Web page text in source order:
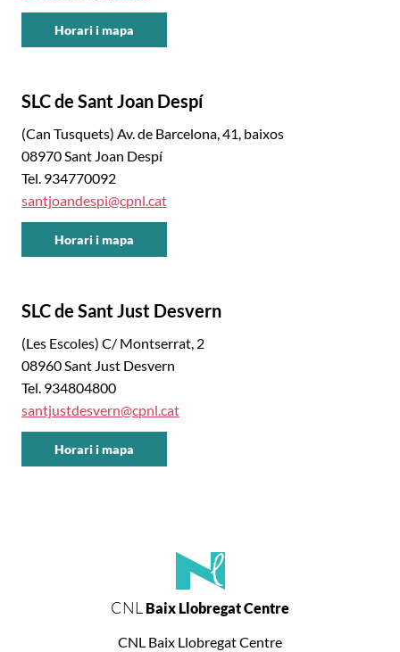
Horari i mapa
Centre
SLC de Sant Joan Despí
(Can Tusquets) Av. de Barcelona, 41, baixos
08970 Sant Joan Despí
Tel. 934770092
santjoandespi@cpnl.cat
Horari i mapa
Centre
SLC de Sant Just Desvern
(Les Escoles) C/ Montserrat, 2
08960 Sant Just Desvern
Tel. 934804800
santjustdesvern@cpnl.cat
Horari i mapa
CNL Baix Llobregat Centre
CNL Baix Llobregat Centre